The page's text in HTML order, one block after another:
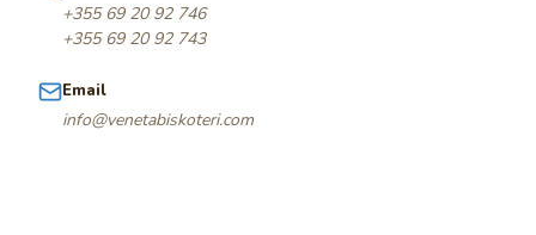
+355 69 20 92 746
+355 69 20 92 743
Email
info@venetabiskoteri.com